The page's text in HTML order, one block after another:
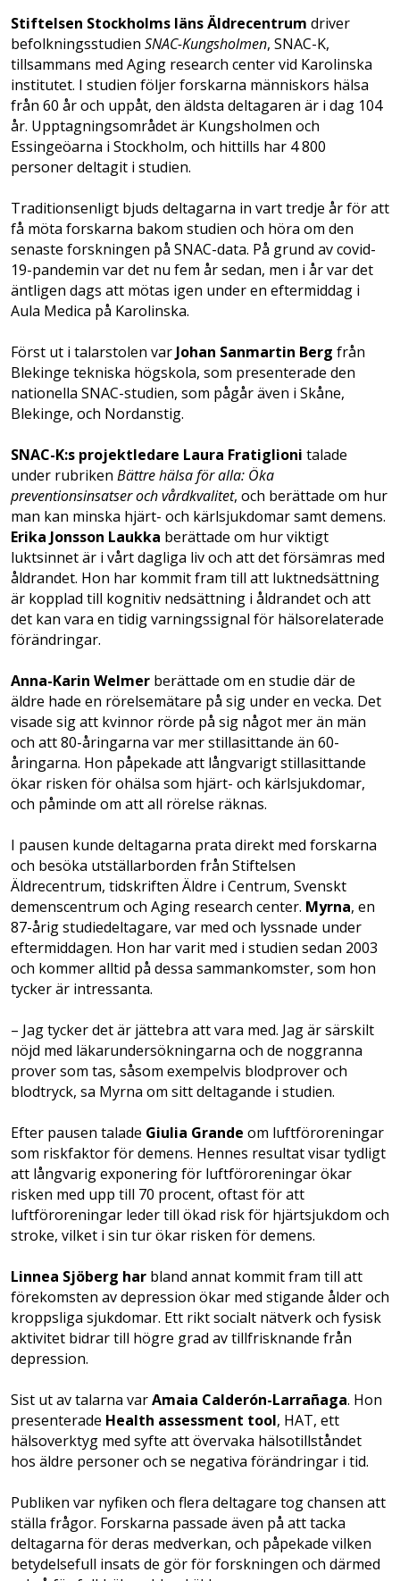
Stiftelsen Stockholms läns Äldrecentrum driver
befolkningsstudien SNAC-Kungsholmen, SNAC-K,
tillsammans med Aging research center vid Karolinska
institutet. I studien följer forskarna människors hälsa
från 60 år och uppåt, den äldsta deltagaren är i dag 104
år. Upptagningsområdet är Kungsholmen och
Essingeöarna i Stockholm, och hittills har 4 800
personer deltagit i studien.
Traditionsenligt bjuds deltagarna in vart tredje år för att
få möta forskarna bakom studien och höra om den
senaste forskningen på SNAC-data. På grund av covid-
19-pandemin var det nu fem år sedan, men i år var det
äntligen dags att mötas igen under en eftermiddag i
Aula Medica på Karolinska.
Först ut i talarstolen var Johan Sanmartin Berg från
Blekinge tekniska högskola, som presenterade den
nationella SNAC-studien, som pågår även i Skåne,
Blekinge, och Nordanstig.
SNAC-K:s projektledare Laura Fratiglioni talade
under rubriken Bättre hälsa för alla: Öka
preventionsinsatser och vårdkvalitet, och berättade om hur
man kan minska hjärt- och kärlsjukdomar samt demens.
Erika Jonsson Laukka berättade om hur viktigt
luktsinnet är i vårt dagliga liv och att det försämras med
åldrandet. Hon har kommit fram till att luktnedsättning
är kopplad till kognitiv nedsättning i åldrandet och att
det kan vara en tidig varningssignal för hälsorelaterade
förändringar.
Anna-Karin Welmer berättade om en studie där de
äldre hade en rörelsemätare på sig under en vecka. Det
visade sig att kvinnor rörde på sig något mer än män
och att 80-åringarna var mer stillasittande än 60-
åringarna. Hon påpekade att långvarigt stillasittande
ökar risken för ohälsa som hjärt- och kärlsjukdomar,
och påminde om att all rörelse räknas.
I pausen kunde deltagarna prata direkt med forskarna
och besöka utställarborden från Stiftelsen
Äldrecentrum, tidskriften Äldre i Centrum, Svenskt
demenscentrum och Aging research center. Myrna, en
87-årig studiedeltagare, var med och lyssnade under
eftermiddagen. Hon har varit med i studien sedan 2003
och kommer alltid på dessa sammankomster, som hon
tycker är intressanta.
– Jag tycker det är jättebra att vara med. Jag är särskilt
nöjd med läkarundersökningarna och de noggranna
prover som tas, såsom exempelvis blodprover och
blodtryck, sa Myrna om sitt deltagande i studien.
Efter pausen talade Giulia Grande om luftföroreningar
som riskfaktor för demens. Hennes resultat visar tydligt
att långvarig exponering för luftföroreningar ökar
risken med upp till 70 procent, oftast för att
luftföroreningar leder till ökad risk för hjärtsjukdom och
stroke, vilket i sin tur ökar risken för demens.
Linnea Sjöberg har bland annat kommit fram till att
förekomsten av depression ökar med stigande ålder och
kroppsliga sjukdomar. Ett rikt socialt nätverk och fysisk
aktivitet bidrar till högre grad av tillfrisknande från
depression.
Sist ut av talarna varAmaia Calderón-Larrañaga. Hon
presenterade Health assessment tool, HAT, ett
hälsoverktyg med syfte att övervaka hälsotillståndet
hos äldre personer och se negativa förändringar i tid.
Publiken var nyfiken och flera deltagare tog chansen att
ställa frågor. Forskarna passade även på att tacka
deltagarna för deras medverkan, och påpekade vilken
betydelsefull insats de gör för forskningen och därmed